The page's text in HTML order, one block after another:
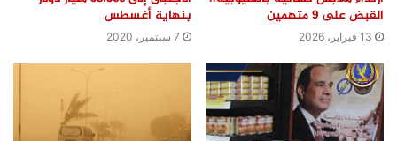
القبض على 9 متهمين
13 فبراير، 2026
بنهاية أغسطس
7 سبتمبر، 2020